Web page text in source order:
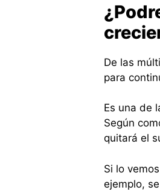
De las
para
Es una de
Según
quitará el
Si lo
ejemplo,